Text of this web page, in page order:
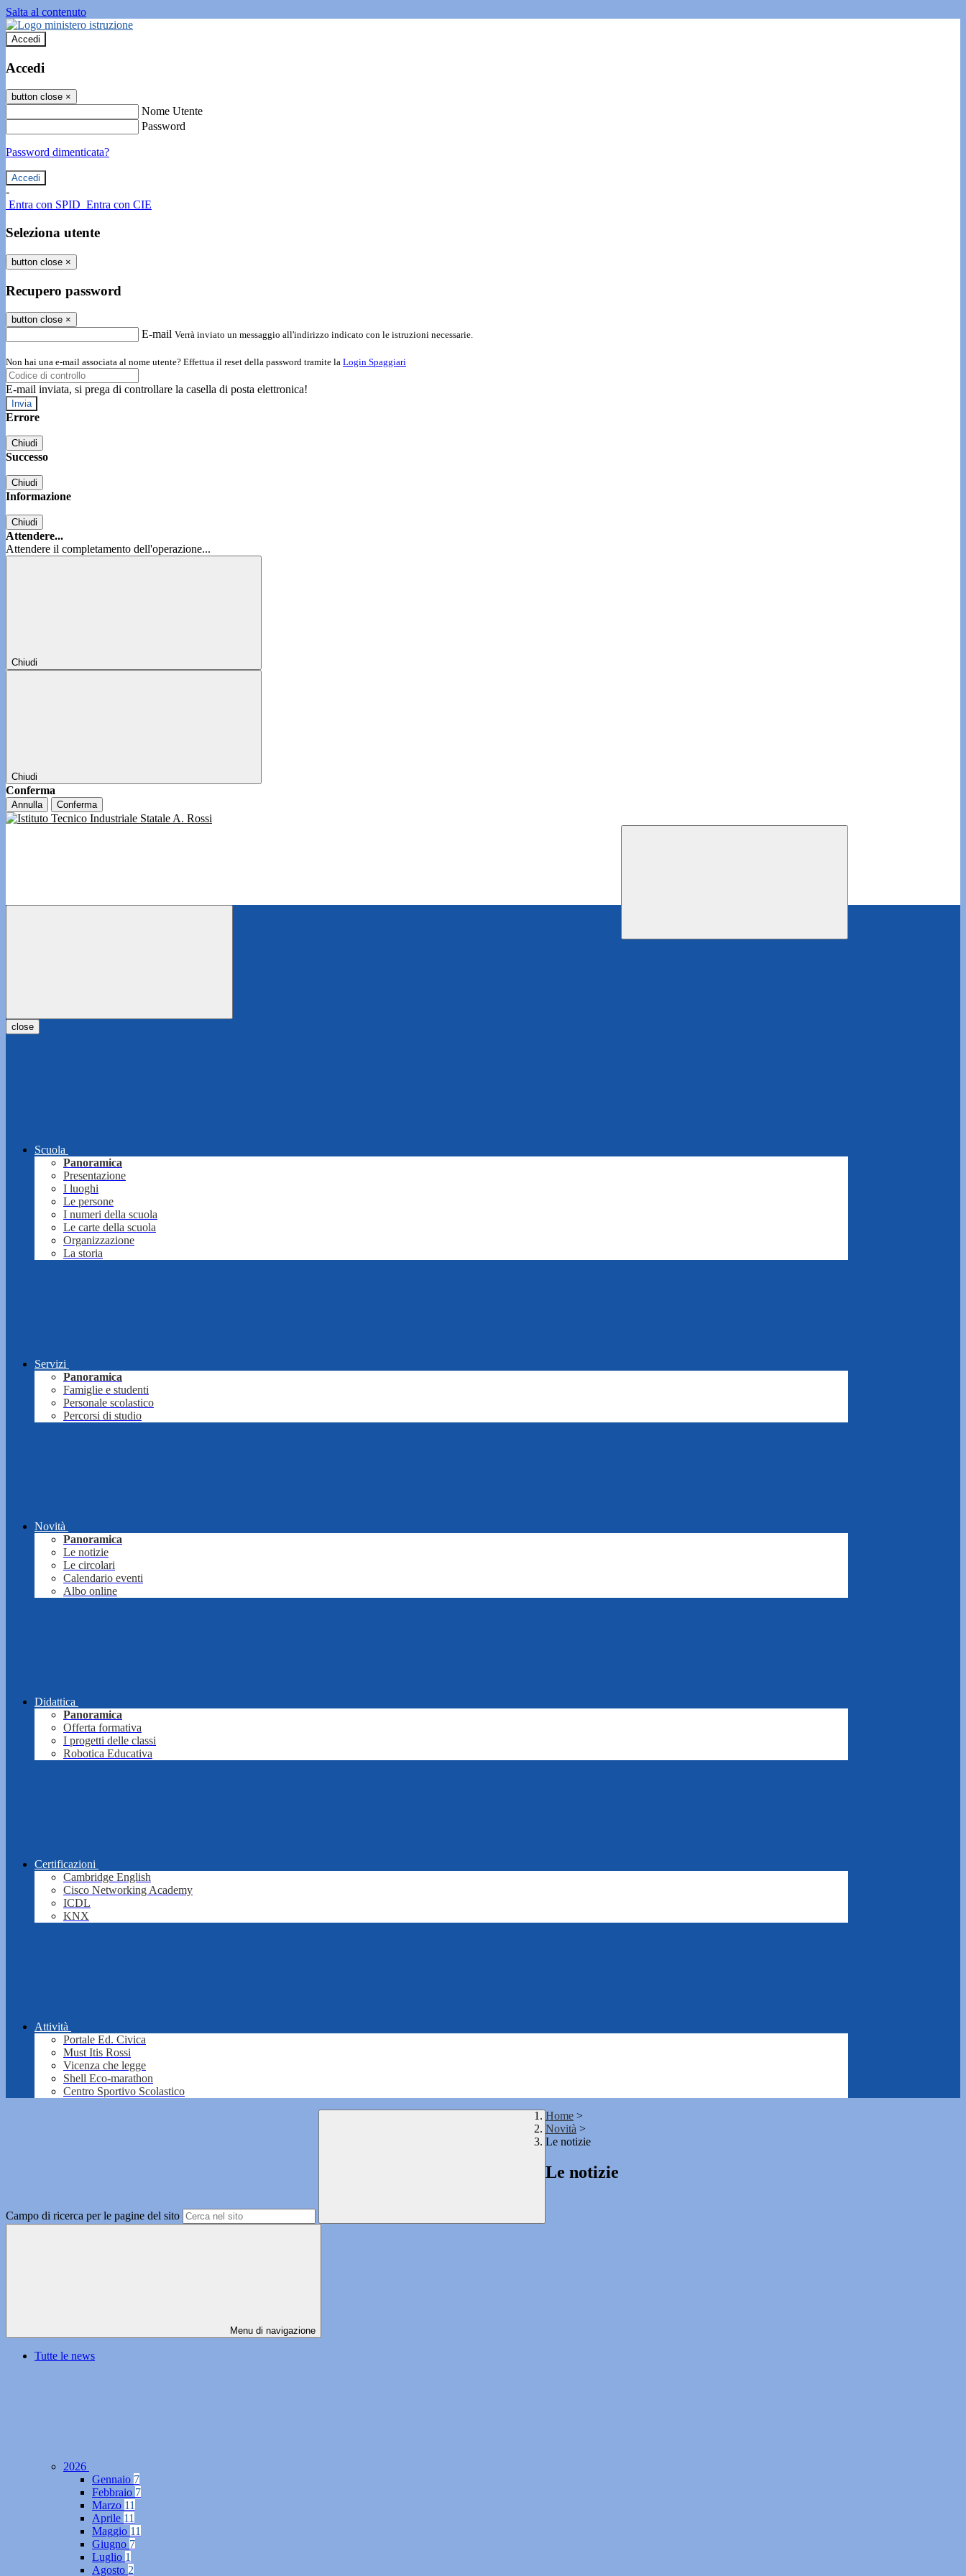
Salta al contenuto
Accedi
Accedi
button close ×
Nome Utente
Password
Password dimenticata?
-
Entra con SPID Entra con CIE
Seleziona utente
button close ×
Recupero password
button close ×
E-mail Verrà inviato un messaggio all'indirizzo indicato con le istruzioni necessarie.
Non hai una e-mail associata al nome utente? Effettua il reset della password tramite la Login Spaggiari
E-mail inviata, si prega di controllare la casella di posta elettronica!
Errore
Chiudi
Successo
Chiudi
Informazione
Chiudi
Attendere...
Attendere il completamento dell'operazione...
Chiudi
Chiudi
Conferma
Annulla Conferma
close
Scuola
Panoramica
Presentazione
I luoghi
Le persone
I numeri della scuola
Le carte della scuola
Organizzazione
La storia
Servizi
Panoramica
Famiglie e studenti
Personale scolastico
Percorsi di studio
Novità
Panoramica
Le notizie
Le circolari
Calendario eventi
Albo online
Didattica
Panoramica
Offerta formativa
I progetti delle classi
Robotica Educativa
Certificazioni
Cambridge English
Cisco Networking Academy
ICDL
KNX
Attività
Portale Ed. Civica
Must Itis Rossi
Vicenza che legge
Shell Eco-marathon
Centro Sportivo Scolastico
Campo di ricerca per le pagine del sito
Home >
Novità >
Le notizie
Le notizie
Menu di navigazione
Tutte le news
2026
Gennaio 7
Febbraio 7
Marzo 11
Aprile 11
Maggio 11
Giugno 7
Luglio 1
Agosto 2